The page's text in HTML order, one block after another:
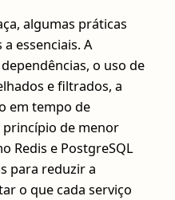
algumas práticas
essenciais. A
o uso de
e filtrados, a
em tempo de
princípio de menor
Redis e PostgreSQL
para reduzir a
o que cada serviço